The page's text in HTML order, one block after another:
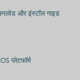
और इंस्टॉल गाइड
प्लेटफॉर्म